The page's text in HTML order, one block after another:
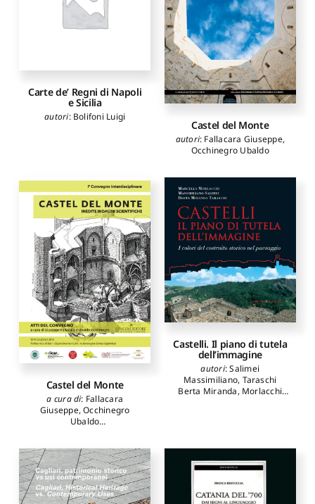
Carte de’ Regni di Napoli
e Sicilia
autori: Bolifoni Luigi
Castel del Monte
autori: Fallacara Giuseppe,
Occhinegro Ubaldo
Castel del Monte
a cura di: Fallacara
Giuseppe,Occhinegro
Ubaldo
Giuseppe,Bares Maria
Mercedes,Calò Mariani
Maria Stella,Campanella
Angela,Costantino
Domenica,D'Amato
Castelli. Il piano di tutela
dell’immagine
autori:Salimei
Massimiliano, Taraschi
Berta Miranda, Morlacchi